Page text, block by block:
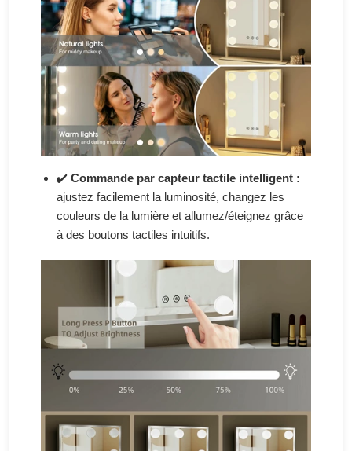
✔️ Commande par capteur tactile intelligent :
ajustez facilement la luminosité, changez les
couleurs de la lumière et allumez/éteignez grâce
à des boutons tactiles intuitifs.